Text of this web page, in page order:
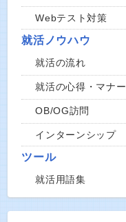
Webテスト対策
就活ノウハウ
就活の流れ
就活の心得・マナー
OB/OG訪問
インターンシップ
ツール
就活用語集